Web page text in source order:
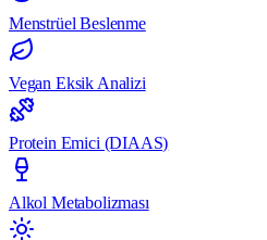
Menstrüel Beslenme
Vegan Eksik Analizi
Protein Emici (DIAAS)
Alkol Metabolizması